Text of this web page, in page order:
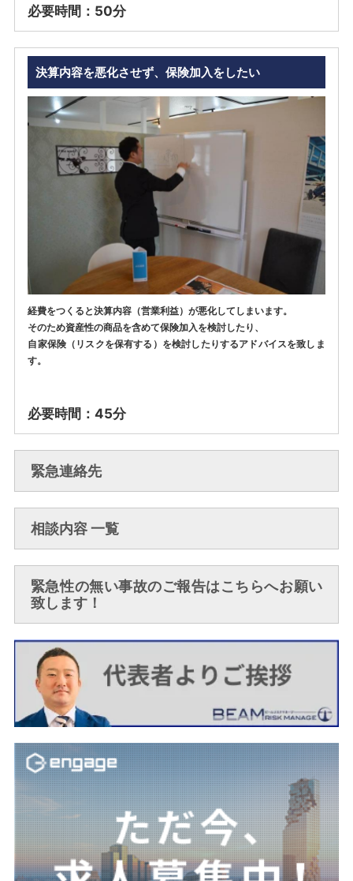
必要時間：50分
決算内容を悪化させず、保険加入をしたい
経費をつくると決算内容（営業利益）が悪化してしまいます。
そのため資産性の商品を含めて保険加入を検討したり、
自家保険（リスクを保有する）を検討したりするアドバイスを致しま
す。
必要時間：45分
緊急連絡先
相談内容 一覧
緊急性の無い事故のご報告はこちらへお願い
致します！